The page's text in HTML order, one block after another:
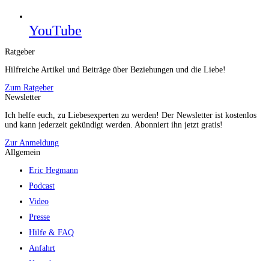
YouTube
Ratgeber
Hilfreiche Artikel und Beiträge über Beziehungen und die Liebe!
Zum Ratgeber
Newsletter
Ich helfe euch, zu Liebesexperten zu werden! Der Newsletter ist kostenlos
und kann jederzeit gekündigt werden. Abonniert ihn jetzt gratis!
Zur Anmeldung
Allgemein
Eric Hegmann
Podcast
Video
Presse
Hilfe & FAQ
Anfahrt